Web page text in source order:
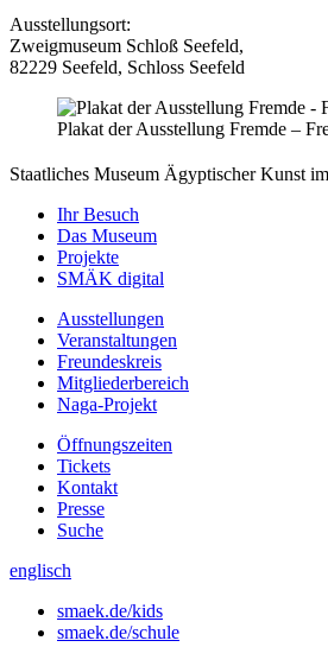
Ausstellungsort:
Zweigmuseum Schloß Seefeld,
82229 Seefeld, Schloss Seefeld
Plakat der Ausstellung Fremde –
Staatliches Museum Ägyptischer Kunst
Ihr Besuch
Das Museum
Projekte
SMÄK digital
Ausstellungen
Veranstaltungen
Freundeskreis
Mitgliederbereich
Naga-Projekt
Öffnungszeiten
Tickets
Kontakt
Presse
Suche
englisch
smaek.de/kids
smaek.de/schule